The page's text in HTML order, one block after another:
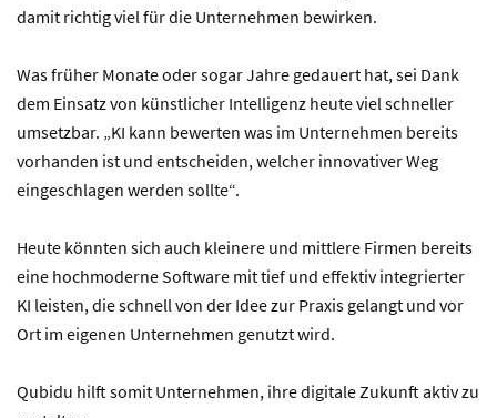
damit richtig viel für die Unternehmen bewirken.
Was früher Monate oder sogar Jahre gedauert hat, sei Dank
dem Einsatz von künstlicher Intelligenz heute viel schneller
umsetzbar. „KI kann bewerten was im Unternehmen bereits
vorhanden ist und entscheiden, welcher innovativer Weg
eingeschlagen werden sollte“.
Heute könnten sich auch kleinere und mittlere Firmen bereits
eine hochmoderne Software mit tief und effektiv integrierter
KI leisten, die schnell von der Idee zur Praxis gelangt und vor
Ort im eigenen Unternehmen genutzt wird.
Qubidu hilft somit Unternehmen, ihre digitale Zukunft aktiv zu